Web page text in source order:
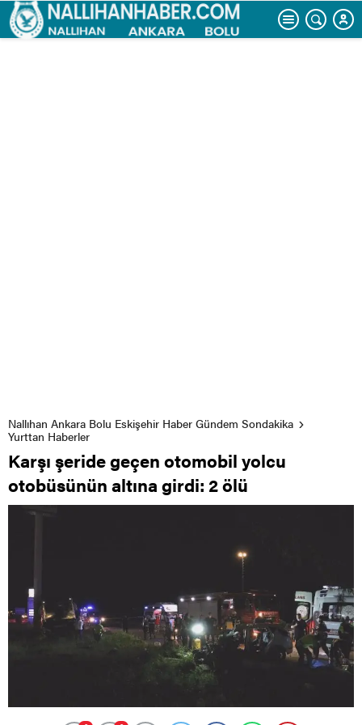
Nallıhan Ankara Bolu Eskişehir Haber Gündem Sondakika
Yurttan Haberler
Karşı şeride geçen otomobil yolcu
otobüsünün altına girdi: 2 ölü
başka bir araç
çarptı: 3 yaralı